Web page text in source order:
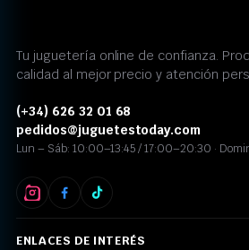
Tu juguetería online de confianza.
calidad al mejor precio y atención
(+34) 626 32 01 68
pedidos@juguetestoday.com
Lun – Sáb: 10:00–13:45 / 17:00–20:30 ·
ENLACES DE INTERÉS